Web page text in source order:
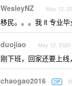
WesleyNZ May 12,
移民。。。我 it 专业毕
duojiao May 12,
刚下班，回家还要上
chaogao2016 OP